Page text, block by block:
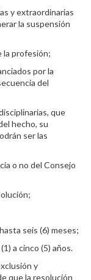
y extraordinarias
la suspensión
la profesión;
por la
del
que
hecho, su
ser las
o no del Consejo
seis (6) meses;
a cinco (5) años.
y
que la resolución